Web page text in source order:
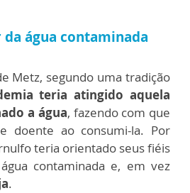
água contaminada
Metz, segundo uma tradição
teria atingido aquela
a água, fazendo com que
doente ao consumi-la. Por
teria orientado seus fiéis
contaminada e, em vez
.